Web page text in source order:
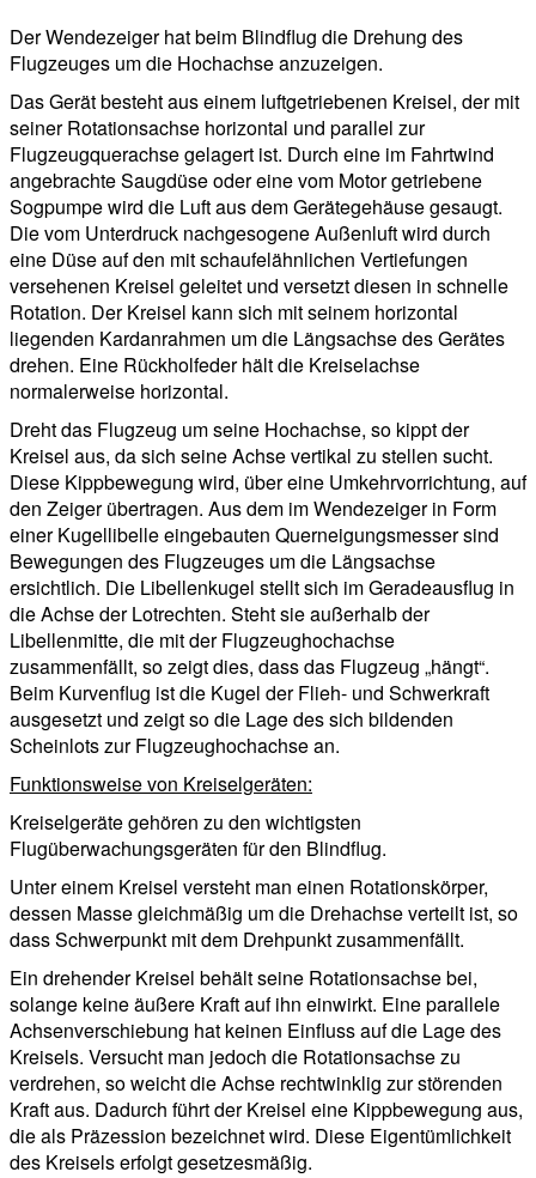
Der Wendezeiger hat beim Blindflug die Drehung des
Flugzeuges um die Hochachse anzuzeigen.
Das Gerät besteht aus einem luftgetriebenen Kreisel, der mit
seiner Rotationsachse horizontal und parallel zur
Flugzeugquerachse gelagert ist. Durch eine im Fahrtwind
angebrachte Saugdüse oder eine vom Motor getriebene
Sogpumpe wird die Luft aus dem Gerätegehäuse gesaugt.
Die vom Unterdruck nachgesogene Außenluft wird durch
eine Düse auf den mit schaufelähnlichen Vertiefungen
versehenen Kreisel geleitet und versetzt diesen in schnelle
Rotation. Der Kreisel kann sich mit seinem horizontal
liegenden Kardanrahmen um die Längsachse des Gerätes
drehen. Eine Rückholfeder hält die Kreiselachse
normalerweise horizontal.
Dreht das Flugzeug um seine Hochachse, so kippt der
Kreisel aus, da sich seine Achse vertikal zu stellen sucht.
Diese Kippbewegung wird, über eine Umkehrvorrichtung, auf
den Zeiger übertragen. Aus dem im Wendezeiger in Form
einer Kugellibelle eingebauten Querneigungsmesser sind
Bewegungen des Flugzeuges um die Längsachse
ersichtlich. Die Libellenkugel stellt sich im Geradeausflug in
die Achse der Lotrechten. Steht sie außerhalb der
Libellenmitte, die mit der Flugzeughochachse
zusammenfällt, so zeigt dies, dass das Flugzeug „hängt“.
Beim Kurvenflug ist die Kugel der Flieh- und Schwerkraft
ausgesetzt und zeigt so die Lage des sich bildenden
Scheinlots zur Flugzeughochachse an.
Funktionsweise von Kreiselgeräten:
Kreiselgeräte gehören zu den wichtigsten
Flugüberwachungsgeräten für den Blindflug.
Unter einem Kreisel versteht man einen Rotationskörper,
dessen Masse gleichmäßig um die Drehachse verteilt ist, so
dass Schwerpunkt mit dem Drehpunkt zusammenfällt.
Ein drehender Kreisel behält seine Rotationsachse bei,
solange keine äußere Kraft auf ihn einwirkt. Eine parallele
Achsenverschiebung hat keinen Einfluss auf die Lage des
Kreisels. Versucht man jedoch die Rotationsachse zu
verdrehen, so weicht die Achse rechtwinklig zur störenden
Kraft aus. Dadurch führt der Kreisel eine Kippbewegung aus,
die als Präzession bezeichnet wird. Diese Eigentümlichkeit
des Kreisels erfolgt gesetzesmäßig.